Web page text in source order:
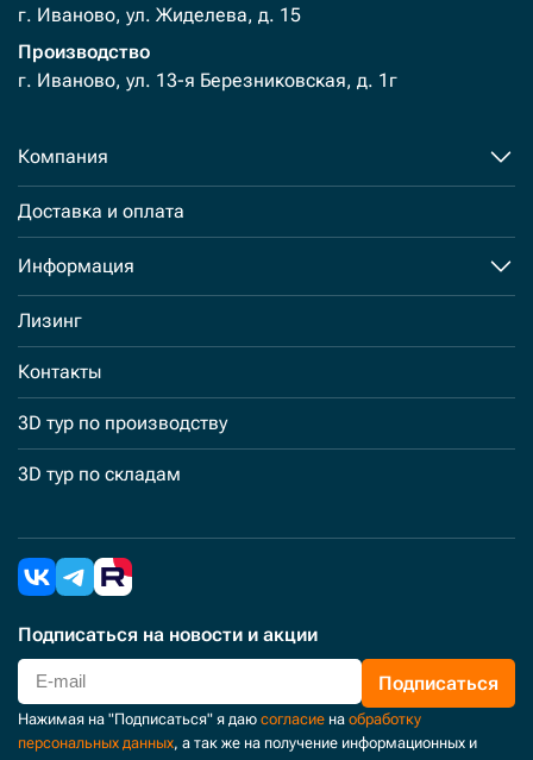
г. Иваново, ул. Жиделева, д. 15
Производство
г. Иваново, ул. 13-я Березниковская, д. 1г
Компания
Доставка и оплата
Информация
Лизинг
Контакты
3D тур по производству
3D тур по складам
Подписаться на новости и акции
Подписаться
Нажимая на "Подписаться" я даю согласие на обработку
персональных данных, а так же на получение информационных и